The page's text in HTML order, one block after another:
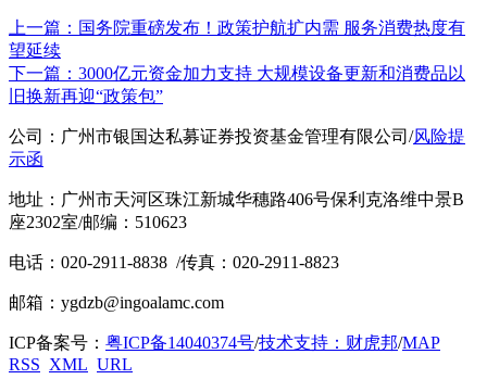
上一篇：国务院重磅发布！政策护航扩内需 服务消费热度有
望延续
下一篇：3000亿元资金加力支持 大规模设备更新和消费品以
旧换新再迎“政策包”
公司：广州市银国达私募证券投资基金管理有限公司 /风险提
示函
地址：广州市天河区珠江新城华穗路406号保利克洛维中景B
座2302室/邮编：510623
电话：020-2911-8838 /传真：020-2911-8823
邮箱：ygdzb@ingoalamc.com
ICP备案号： 粤ICP备14040374号/技术支持：财虎邦/MAP
RSS XML URL